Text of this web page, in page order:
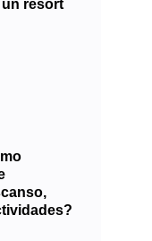
resort